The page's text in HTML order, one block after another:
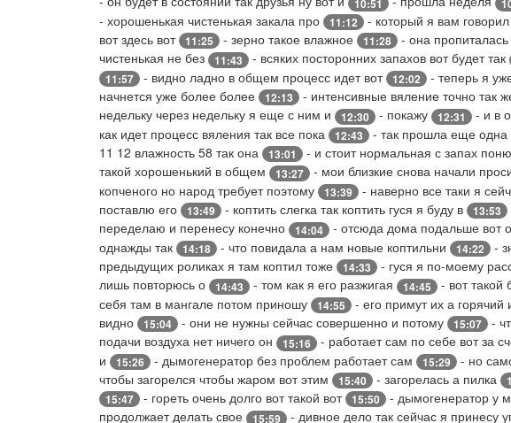
- хорошенькая чистенькая закала про 11:12 - который я вам
вот здесь вот 11:25 - зерно такое влажное 11:28 - она
чистенькая не без
11:43 - всяких посторонних запахов вот будет так
11:57 - видно ладно в общем процесс идет вот 12:02 - теперь я
начнется уже более более
12:13 - интенсивные вяление точно так
недельку через недельку я еще с ним и
12:30 - покажу 12:31 - и в
как идет процесс вяления так все пока
12:43 - так прошла еще одна
11 12 влажность 58 так она
13:01 - и стоит нормальная с запах
такой хорошенький в общем
13:27 - мои близкие снова начали
копченого но народ требует поэтому
13:39 - наверно все таки я
поставлю его
13:49 - коптить слегка так коптить гуся я буду в 13:53
переделаю и перенесу конечно
14:04 - отсюда дома подальше вот
однажды так
14:18 - что повидала а нам новые коптильни 14:22 -
предыдущих роликах я там коптил тоже
14:33 - гуся я по-моему
лишь повторюсь о
14:43 - том как я его разжигая 14:45 - вот
себя там в мангале потом приношу
14:55 - его примут их а
видно
15:04 - они не нужны сейчас совершенно и потому 15:07 -
подачи воздуха нет ничего он
15:16 - работает сам по себе вот за
и
15:26 - дымогенератор без проблем работает сам 15:29 - но
чтобы загорелся чтобы жаром вот этим
15:40 - загорелась а пилка
15:47 - гореть очень долго вот такой вот 15:50 - дымогенератор у
продолжает делать свое
15:59 - дивное дело так сейчас я принесу